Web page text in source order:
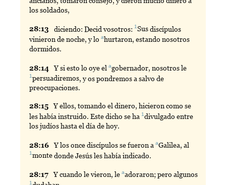
los soldados,
28:13 diciendo: Decid vosotros:1Susdiscípulos
vinieron de noche, y loahurtaron, estando nosotros
dormidos.
28:14 Ysi esto lo oye elagobernador, nosotros le
1persuadiremos, y os pondremos a salvo de
preocupaciones.
28:15 Yellos, tomando el dinero, hicieron como se
les había instruido. Este dicho se ha1divulgado entre
los judíos hasta el día de hoy.
28:16 Ylos once discípulos se fueron aaGalilea, al
1montedonde Jesús les había indicado.
28:17 Ycuando le vieron, leaadoraron; pero algunos
1